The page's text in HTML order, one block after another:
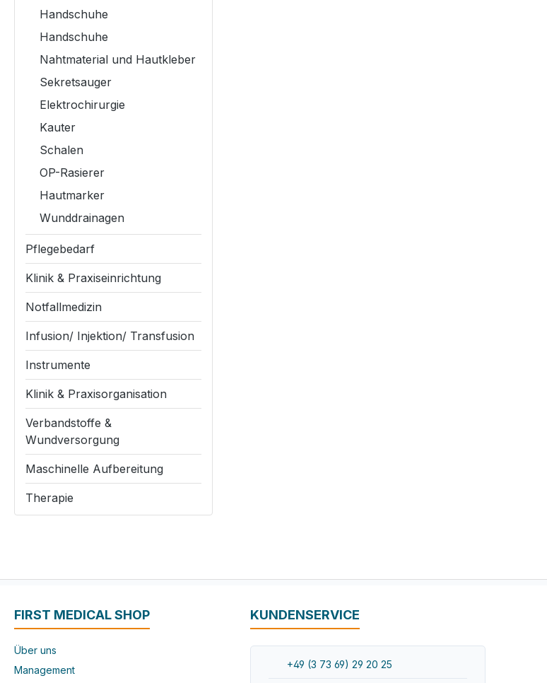
Handschuhe
Handschuhe
Nahtmaterial und Hautkleber
Sekretsauger
Elektrochirurgie
Kauter
Schalen
OP-Rasierer
Hautmarker
Wunddrainagen
Pflegebedarf
Klinik & Praxiseinrichtung
Notfallmedizin
Infusion/ Injektion/ Transfusion
Instrumente
Klinik & Praxisorganisation
Verbandstoffe &
Wundversorgung
Maschinelle Aufbereitung
Therapie
FIRST MEDICAL SHOP
Über uns
Management
KUNDENSERVICE
+49 (3 73 69) 29 20 25